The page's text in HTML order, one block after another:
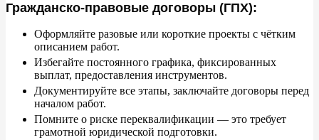
Гражданско-правовые договоры (ГПХ):
Оформляйте разовые или короткие проекты с чётким
описанием работ.
Избегайте постоянного графика, фиксированных
выплат, предоставления инструментов.
Документируйте все этапы, заключайте договоры перед
началом работ.
Помните о риске переквалификации — это требует
грамотной юридической подготовки.